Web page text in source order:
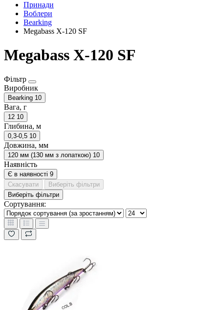
Принади
Воблери
Bearking
Megabass X-120 SF
Megabass X-120 SF
Фільтр
Виробник
Bearking 10
Вага, г
12 10
Глибина, м
0,3-0,5 10
Довжина, мм
120 мм (130 мм з лопаткою) 10
Наявність
Є в наявності 9
Скасувати
Виберіть фільтри
Виберіть фільтри
Сортування: